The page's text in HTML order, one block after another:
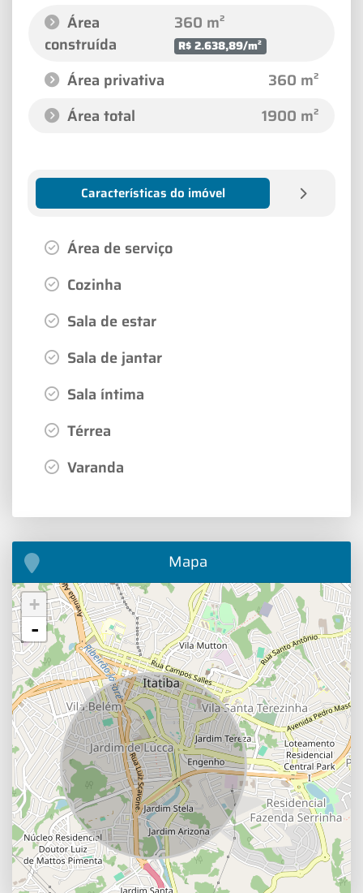
Área
construída
360 m²
R$ 2.638,89/m²
Área privativa
360 m²
Área total
1900 m²
Características do imóvel
Área de serviço
Cozinha
Sala de estar
Sala de jantar
Sala íntima
Térrea
Varanda
Mapa
+
-